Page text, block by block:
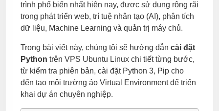
trình phổ biến nhất hiện nay, được sử dụng rộng rãi
trong phát triển web, trí tuệ nhân tạo (AI), phân tích
dữ liệu, Machine Learning và quản trị máy chủ.
Trong bài viết này, chúng tôi sẽ hướng dẫn cài đặt
Python trên VPS Ubuntu Linux chi tiết từng bước,
từ kiểm tra phiên bản, cài đặt Python 3, Pip cho
đến tạo môi trường ảo Virtual Environment để triển
khai dự án chuyên nghiệp.